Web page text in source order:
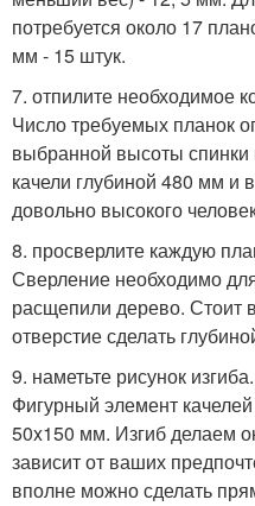
потребуется около 17
мм - 15 штук.
7. отпилите необходимое
Число требуемых планок
выбранной высоты
качели глубиной 480 мм и
довольно высокого
8. просверлите каждую
Сверление необходимо
расщепили дерево. Стоит
отверстие сделать
9. наметьте рисунок изгиба.
Фигурный элемент качелей
50x150 мм. Изгиб делаем
зависит от ваших
вполне можно сделать